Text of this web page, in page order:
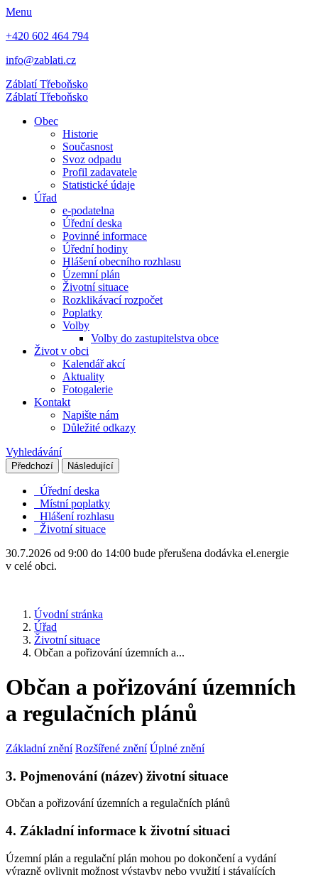
Menu
+420 602 464 794
info@zablati.cz
ZáblatíTřeboňsko
ZáblatíTřeboňsko
Obec
Historie
Současnost
Svoz odpadu
Profil zadavatele
Statistické údaje
Úřad
e-podatelna
Úřední deska
Povinné informace
Úřední hodiny
Hlášení obecního rozhlasu
Územní plán
Životní situace
Rozklikávací rozpočet
Poplatky
Volby
Volby do zastupitelstva obce
Život v obci
Kalendář akcí
Aktuality
Fotogalerie
Kontakt
Napište nám
Důležité odkazy
Vyhledávání
Předchozí Následující
Úřední deska
Místní poplatky
Hlášení rozhlasu
Životní situace
30.7.2026 od 9:00 do 14:00 bude přerušena dodávka el.energie
v celé obci.
Úvodní stránka
Úřad
Životní situace
Občan a pořizování územních a...
Občan a pořizování územních
a regulačních plánů
Základní znění Rozšířené znění Úplné znění
3. Pojmenování (název) životní situace
Občan a pořizování územních a regulačních plánů
4. Základní informace k životní situaci
Územní plán a regulační plán mohou po dokončení a vydání
výrazně ovlivnit možnost výstavby nebo využití i stávajících